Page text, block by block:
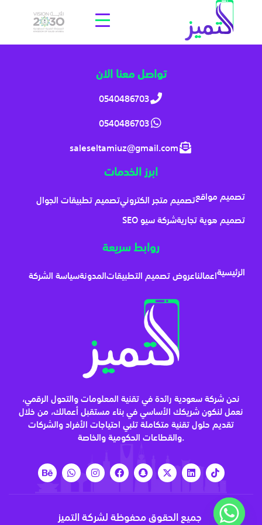
تواصل معنا الان
0540486703
0540486703
saleseltamiuz@gmail.com
ابرز الخدمات
تصميم مواقعتصميم متجر الكترونيتصميم تطبيقات الجوال
تصميم هوية تجاريةشركة سيو SEO
روابط سريعة
الرئيسيةاعمالناعروض تصميم التطبيقاتالمدونةسياسة الشركة
نحن شركة سعودية رائدة في تقنية المعلومات والتحول الرقمي،
نعمل لنكون شريكك الأساسي في بناء مستقبل أعمالك، من خلال
تقديم حلول تقنية متكاملة تلبي احتياجات الأفراد والشركات
والقطاعات الحكومية والخاصة.